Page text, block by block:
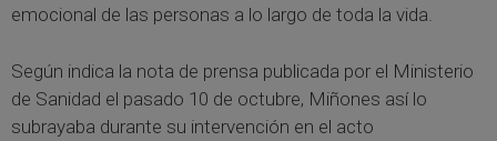
emocional de las personas a lo largo de toda la vida.
Según indica la nota de prensa publicada por el Ministerio
de Sanidad el pasado 10 de octubre, Miñones así lo
subrayaba durante su intervención en el acto